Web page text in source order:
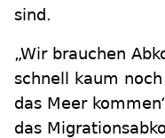
sind.
„Wir brauchen
schnell kaum
das Meer
das